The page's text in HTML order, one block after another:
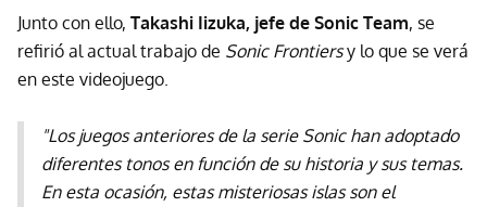
Junto con ello, Takashi Iizuka, jefe de Sonic Team, se
refirió al actual trabajo de Sonic Frontiersy lo que se verá
en este videojuego.
"Los juegos anteriores de la serie Sonic han adoptado
diferentes tonos en función de su historia y sus temas.
En esta ocasión, estas misteriosas islas son el